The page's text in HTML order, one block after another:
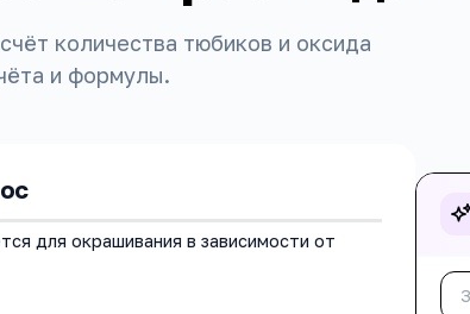
количества тюбиков и оксида
и формулы.
для окрашивания в зависимости от